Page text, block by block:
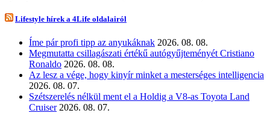
Lifestyle hírek a 4Life oldalairól
Íme pár profi tipp az anyukáknak 2026. 08. 08.
Megmutatta csillagászati értékű autógyűjteményét Cristiano
Ronaldo 2026. 08. 08.
Az lesz a vége, hogy kinyír minket a mesterséges intelligencia
2026. 08. 07.
Szétszerelés nélkül ment el a Holdig a V8-as Toyota Land
Cruiser 2026. 08. 07.